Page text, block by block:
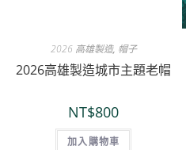
2026 高雄製造, 帽子
2026高雄製造城市主題老帽
NT$800
加入購物車